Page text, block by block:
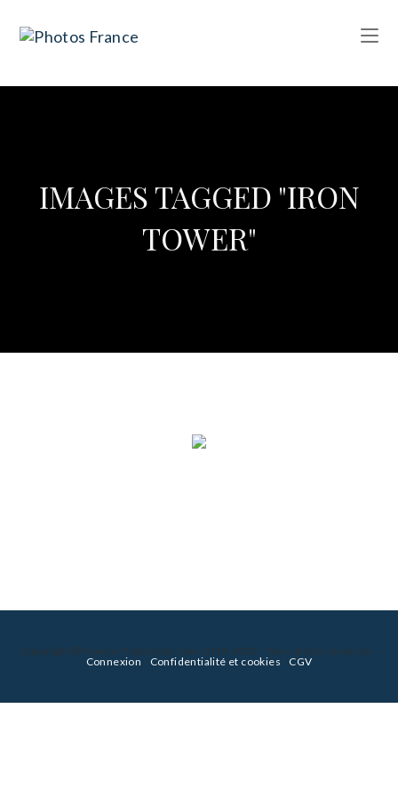
IMAGES TAGGED "IRON
TOWER"
Copyright © France-Fotostock.com 2019-2023 - Tous droits réservés -
Connexion - Confidentialité et cookies - CGV